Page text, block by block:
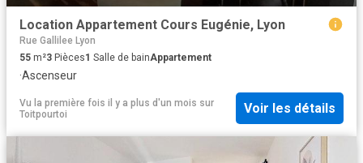
Location Appartement Cours Eugénie, Lyon
Rue Gallilee Lyon
55 m²3 Pièces1 Salle de bainAppartement
·Ascenseur
Vu la première fois il y a plus d'un mois sur
Toitpourtoi
Voir les détails